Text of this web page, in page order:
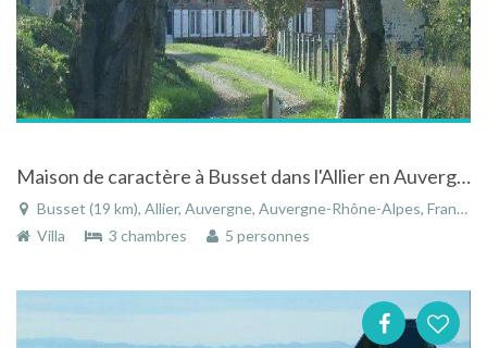
Maison de caractère à Busset dans l'Allier en Auvergne
Busset (19 km), Allier, Auvergne, Auvergne-Rhône-Alpes, France
Villa
3 chambres 5 personnes